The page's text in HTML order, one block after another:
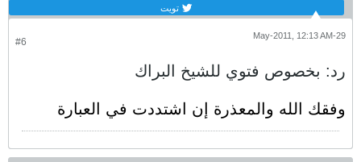
تويت
#6
29-May-2011, 12:13 AM
رد: بخصوص فتوي للشيخ البراك
وفقك الله والمعذرة إن اشتددت في العبارة